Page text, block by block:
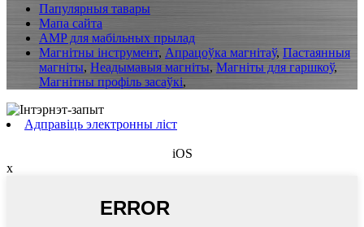
Папулярныя тавары
Мапа сайта
AMP для мабільных прылад
Магнітны інструмент, Апрацоўка магнітаў, Пастаянныя
магніты, Неадымавыя магніты, Магніты для гаршкоў,
Магнітны профіль засаўкі,
Адправіць электронны ліст
iOS
x